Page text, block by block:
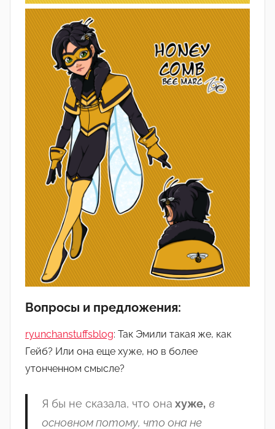
Вопросы и предложения:
ryunchanstuffsblog: Так Эмили такая же, как
Гейб? Или она еще хуже, но в более
утонченном смысле?
Я бы не сказала, что она хуже, в
основномпотому, что она не